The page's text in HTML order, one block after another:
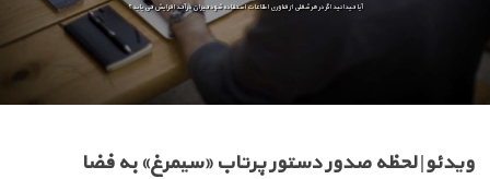
آیا میدانید اگر در هر شغلی از فناوری اطلاعات استفاده شود میزان درآمد افزایش می یابد؟
ویدئو| لحظه صدور دستور پرتاب «سیمرغ» به فضا